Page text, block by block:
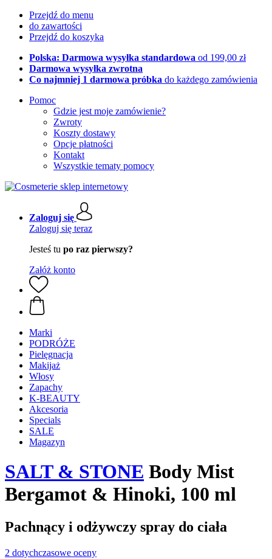
Przejdź do menu
do zawartości
Przejdź do koszyka
Polska: Darmowa wysyłka standardowa od 199,00 zł
Darmowa wysyłka zwrotna
Co najmniej 1 darmowa próbka do każdego zamówienia
Pomoc
Gdzie jest moje zamówienie?
Zwroty
Koszty dostawy
Opcje płatności
Kontakt
Wszystkie tematy pomocy
Zaloguj się
Zaloguj się teraz
Jesteś tu po raz pierwszy?
Załóż konto
Marki
PODRÓŻE
Pielęgnacja
Makijaż
Włosy
Zapachy
K-BEAUTY
Akcesoria
Specials
SALE
Magazyn
SALT & STONE Body Mist
Bergamot & Hinoki, 100 ml
Pachnący i odżywczy spray do ciała
2 dotychczasowe oceny